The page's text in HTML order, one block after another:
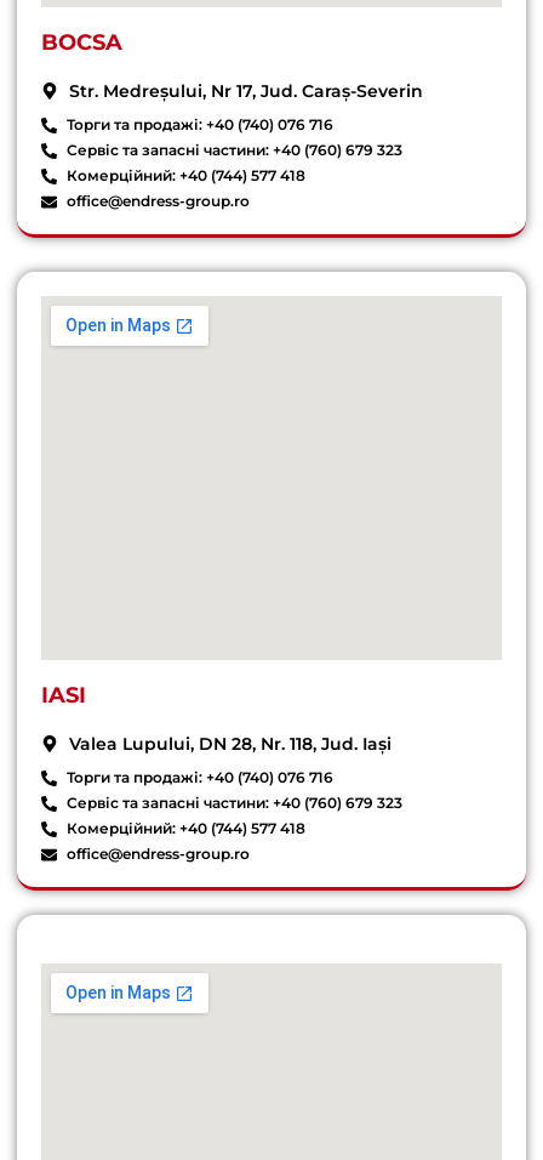
BOCSA
Str. Medreșului, Nr 17, Jud. Caraș-Severin
Торги та продажі: +40 (740) 076 716
Сервіс та запасні частини: +40 (760) 679 323
Комерційний: +40 (744) 577 418
office@endress-group.ro
IASI
Valea Lupului, DN 28, Nr. 118, Jud. Iași
Торги та продажі: +40 (740) 076 716
Сервіс та запасні частини: +40 (760) 679 323
Комерційний: +40 (744) 577 418
office@endress-group.ro